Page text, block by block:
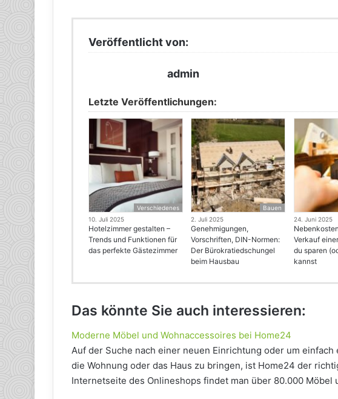
Veröffentlicht von:
admin
Letzte Veröffentlichungen:
Verschiedenes
10. Juli 2025
Hotelzimmer gestalten –
Trends und Funktionen für
das perfekte Gästezimmer
Bauen
2. Juli 2025
Genehmigungen,
Vorschriften, DIN-Normen:
Der Bürokratiedschungel
beim Hausbau
24. Juni 2025
Verkauf
du sparen
kannst
Das könnte Sie auch interessieren:
Moderne Möbel und Wohnaccessoires bei Home24
Auf der Suche nach einer neuen Einrichtung oder um
die Wohnung oder das Haus zu bringen, ist Home24 der
Internetseite des Onlineshops findet man über 80.000 Möbel